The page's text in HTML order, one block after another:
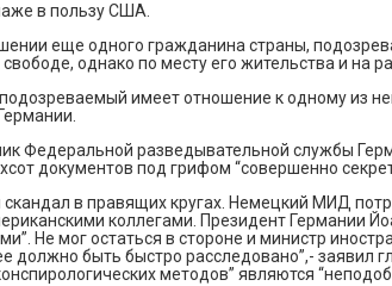
в пользу США.
еще одного гражданина страны,
однако по месту его жительства и на
имеет отношение к одному
Федеральной разведывательной службы
документов под грифом “совершенно
скандал в правящих кругах. Немецкий МИД
коллегами. Президент Германии
Не мог остаться в стороне и министр
быть быстро расследовано”,- заявил
методов” являются